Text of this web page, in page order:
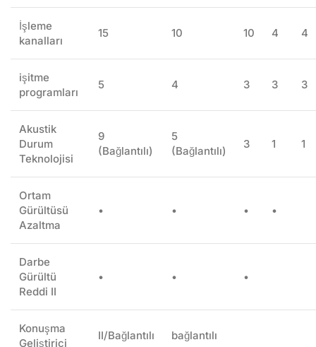
İşleme
kanalları
15 10 10 4 4
işitme
programları
5 4 3 3 3
Akustik
Durum
Teknolojisi
9
(Bağlantılı)
5
(Bağlantılı)
3 1 1
Ortam
Gürültüsü
Azaltma
• • • •
Darbe
Gürültü
Reddi II
• • •
Konuşma
Geliştirici
II/Bağlantılı bağlantılı